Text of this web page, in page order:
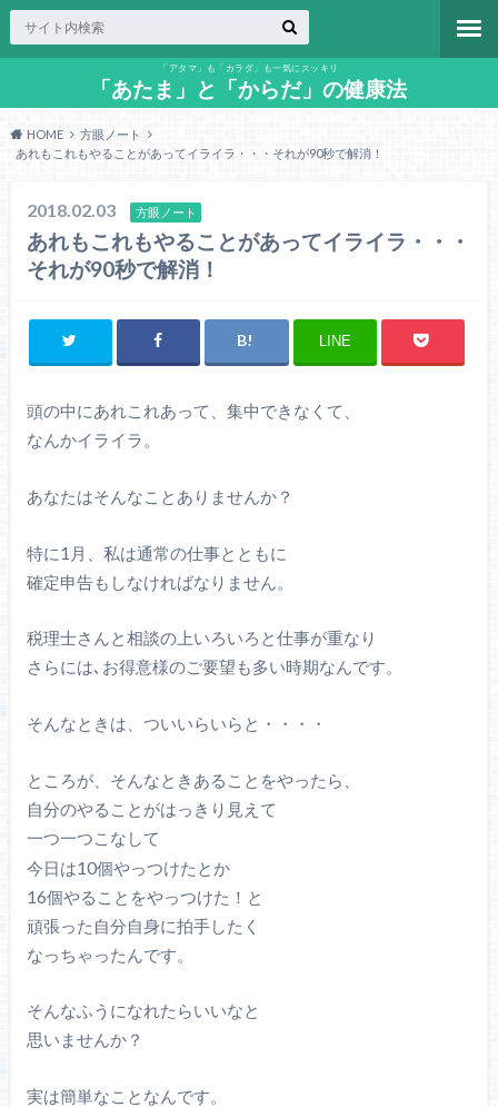
「アタマ」も「カラダ」も一気にスッキリ
「あたま」と「からだ」の健康法
HOME
方眼ノート
あれもこれもやることがあってイライラ・・・それが90秒で解消！
2018.02.03 方眼ノート
あれもこれもやることがあってイライラ・・・
それが90秒で解消！
LINE
頭の中にあれこれあって、集中できなくて、
なんかイライラ。
あなたはそんなことありませんか？
特に1月、私は通常の仕事とともに
確定申告もしなければなりません。
税理士さんと相談の上いろいろと仕事が重なり
さらには､お得意様のご要望も多い時期なんです。
そんなときは、ついいらいらと・・・・
ところが、そんなときあることをやったら、
自分のやることがはっきり見えて
一つ一つこなして
今日は10個やっつけたとか
16個やることをやっつけた！と
頑張った自分自身に拍手したく
なっちゃったんです。
そんなふうになれたらいいなと
思いませんか？
実は簡単なことなんです。